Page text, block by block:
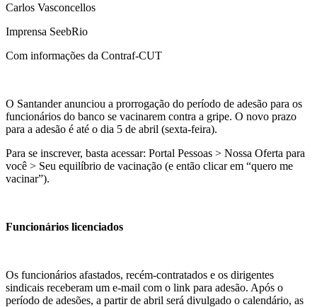
Carlos Vasconcellos
Imprensa SeebRio
Com informações da Contraf-CUT
O Santander anunciou a prorrogação do período de adesão para os
funcionários do banco se vacinarem contra a gripe. O novo prazo
para a adesão é até o dia 5 de abril (sexta-feira).
Para se inscrever, basta acessar: Portal Pessoas > Nossa Oferta para
você > Seu equilíbrio de vacinação (e então clicar em “quero me
vacinar”).
Funcionários licenciados
Os funcionários afastados, recém-contratados e os dirigentes
sindicais receberam um e-mail com o link para adesão. Após o
período de adesões, a partir de abril será divulgado o calendário, as